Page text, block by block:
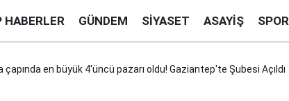
GÜNDEM SIYASET ASAYIŞ SPOR
en büyük 4'üncü pazarı oldu! Gaziantep'te Şubesi Açıldı